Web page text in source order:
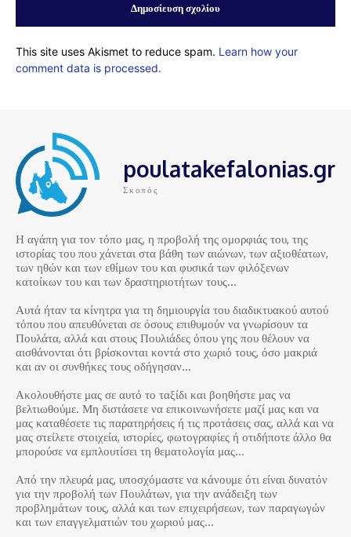
This site uses Akismet to reduce spam. Learn how your
comment data is processed.
poulatakefalonias.gr
Σκοπός
Η αγάπη για τον τόπο μας, η προβολή της ομορφιάς του, της
ιστορίας του που χάνεται στα βάθη των αιώνων, των αξιοθέατων,
των ηθών και των εθίμων του και φυσικά των φιλόξενων
κατοίκων του και των δραστηριοτήτων τους…
Αυτά ήταν τα κίνητρα για τη δημιουργία του διαδικτυακού αυτού
τόπου που απευθύνεται σε όσους επιθυμούν να γνωρίσουν τα
Πουλάτα, αλλά και στους Πουλιάδες όπου γης που θέλουν να
αισθάνονται ότι βρίσκονται κοντά στο χωριό τους, όσο μακριά
και αν οι συνθήκες τους οδήγησαν…
Ακολουθήστε μας σε αυτό το ταξίδι και βοηθήστε μας να
βελτιωθούμε. Μη διστάσετε να επικοινωνήσετε μαζί μας και να
μας καταθέσετε τις παρατηρήσεις ή τις προτάσεις σας, αλλά και να
μας στείλετε στοιχεία, ιστορίες, φωτογραφίες ή οτιδήποτε άλλο θα
μπορούσε να εμπλουτίσει τη θεματολογία μας…
Από την πλευρά μας, υποσχόμαστε να κάνουμε ότι είναι δυνατόν
για την προβολή των Πουλάτων, για την ανάδειξη των
προβλημάτων τους, αλλά και των επιχειρήσεων, των παραγωγών
και των επαγγελματιών του χωριού μας…